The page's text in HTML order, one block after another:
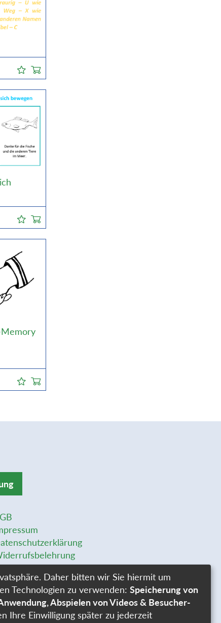
Einstellungen
Daher bitten wir Sie hiermit um
Technologien zu verwenden: Speicherung von
Abspielen von Videos & Besucher-
Ihre Einwilligung später zu jederzeit